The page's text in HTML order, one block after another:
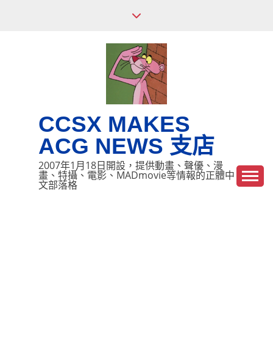
CCSX MAKES
ACG NEWS 支店
2007年1月18日開設，提供動畫、聲優、漫
畫、特攝、電影、MADmovie等情報的正體中
文部落格